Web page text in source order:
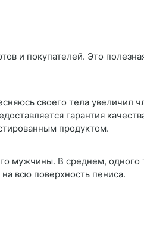
и покупателей. Это
своего тела увеличил
гарантия
продуктом.
мужчины. В среднем, одного
всю поверхность пениса.